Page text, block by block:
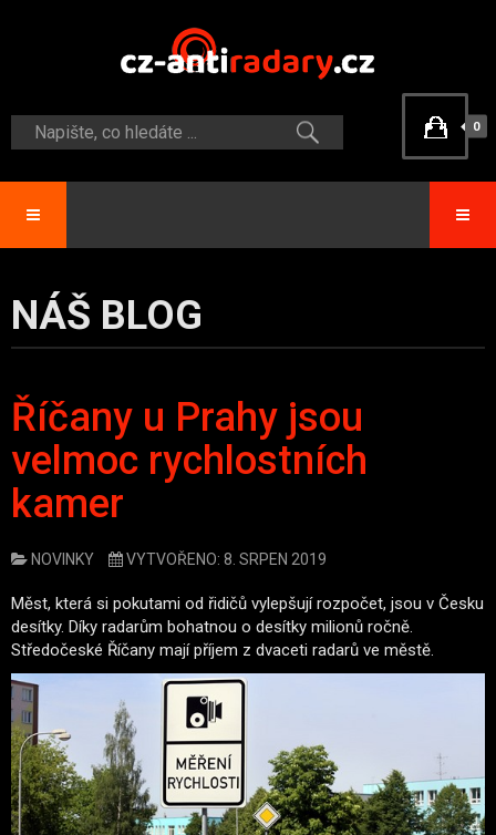
0
NÁŠ BLOG
Říčany u Prahy jsou
velmoc rychlostních
kamer
NOVINKY VYTVOŘENO: 8. SRPEN 2019
Měst, která si pokutami od řidičů vylepšují rozpočet, jsou v Česku
desítky. Díky radarům bohatnou o desítky milionů ročně.
Středočeské Říčany mají příjem z dvaceti radarů ve městě.